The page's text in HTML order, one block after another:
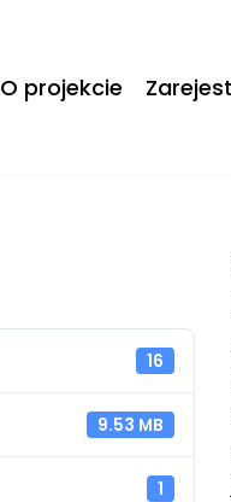
O projekcie
16
9.53 MB
1